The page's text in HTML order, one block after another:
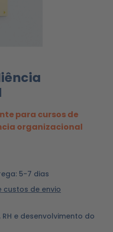
para cursos de
organizacional
5-7 dias
custos de envio
RH e desenvolvimento do